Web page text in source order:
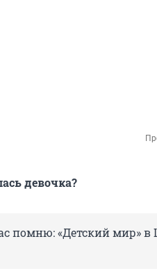
девочка?
помню: «Детский мир» в